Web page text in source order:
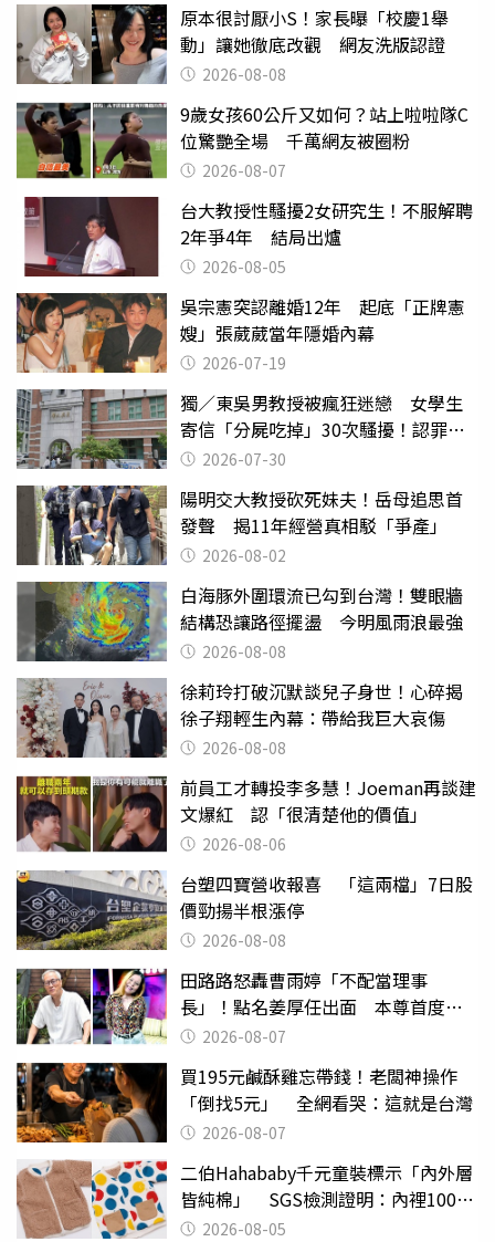
原本很討厭小S！家長曝「校慶1舉
動」讓她徹底改觀 網友洗版認證
2026-08-08
9歲女孩60公斤又如何？站上啦啦隊C
位驚艷全場 千萬網友被圈粉
2026-08-07
台大教授性騷擾2女研究生！不服解聘
2年爭4年 結局出爐
2026-08-05
吳宗憲突認離婚12年 起底「正牌憲
嫂」張葳葳當年隱婚內幕
2026-07-19
獨／東吳男教授被瘋狂迷戀 女學生
寄信「分屍吃掉」30次騷擾！認罪免
關 2026-07-30
陽明交大教授砍死妹夫！岳母追思首
發聲 揭11年經營真相駁「爭產」
2026-08-02
白海豚外圍環流已勾到台灣！雙眼牆
結構恐讓路徑擺盪 今明風雨浪最強
2026-08-08
徐莉玲打破沉默談兒子身世！心碎揭
徐子翔輕生內幕：帶給我巨大哀傷
2026-08-08
前員工才轉投李多慧！Joeman再談建
文爆紅 認「很清楚他的價值」
2026-08-06
台塑四寶營收報喜 「這兩檔」7日股
價勁揚半根漲停
2026-08-08
田路路怒轟曹雨婷「不配當理事
長」！點名姜厚任出面 本尊首度回
應了2026-08-07
買195元鹹酥雞忘帶錢！老闆神操作
「倒找5元」 全網看哭：這就是台灣
2026-08-07
二伯Hahababy千元童裝標示「內外層
皆純棉」 SGS檢測證明：內裡100%
聚酯纖維
2026-08-05